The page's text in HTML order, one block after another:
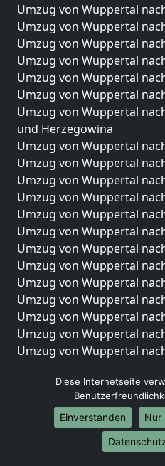
Umzug von Wuppertal
Umzug von Wuppertal
Umzug von Wuppertal
Umzug von Wuppertal
Umzug von Wuppertal
Umzug von Wuppertal
Umzug von Wuppertal
und Herzegowina
Umzug von Wuppertal
Umzug von Wuppertal
Umzug von Wuppertal
Umzug von Wuppertal
Umzug von Wuppertal
Umzug von Wuppertal
Umzug von Wuppertal
Umzug von Wuppertal
Umzug von Wuppertal
Umzug von Wuppertal
Umzug von Wuppertal
Umzug von Wuppertal
Umzug von Wuppertal
Umzüge-
Umzug von Wuppertal
Umzug von Wuppertal
Umzug von Wuppertal
Umzug von Wuppertal
Diese Internetseite
Einverstanden
Nur